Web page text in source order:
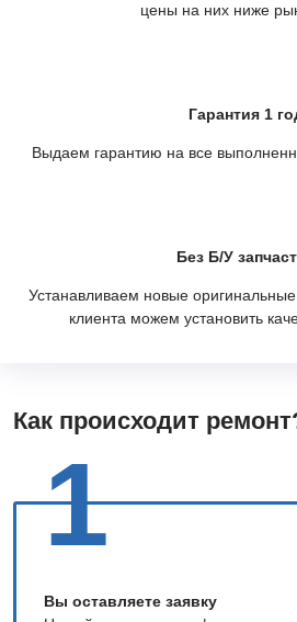
цены на них ниже
Гарантия 1
Выдаем гарантию на все
Без Б/У
Устанавливаем новые
клиента можем установить
Как происходит
1
Вы оставляете заявку